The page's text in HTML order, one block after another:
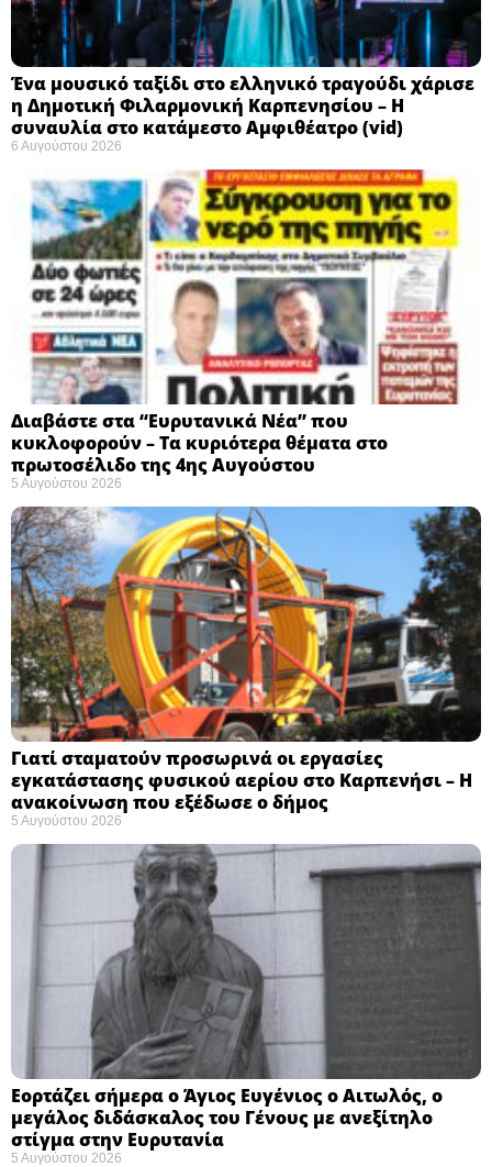
Ένα μουσικό ταξίδι στο ελληνικό τραγούδι χάρισε
η Δημοτική Φιλαρμονική Καρπενησίου – Η
συναυλία στο κατάμεστο Αμφιθέατρο (vid)
6 Αυγούστου 2026
Διαβάστε στα “Ευρυτανικά Νέα” που
κυκλοφορούν – Τα κυριότερα θέματα στο
πρωτοσέλιδο της 4ης Αυγούστου
5 Αυγούστου 2026
Γιατί σταματούν προσωρινά οι εργασίες
εγκατάστασης φυσικού αερίου στο Καρπενήσι – Η
ανακοίνωση που εξέδωσε ο δήμος
5 Αυγούστου 2026
Εορτάζει σήμερα ο Άγιος Ευγένιος ο Αιτωλός, ο
μεγάλος διδάσκαλος του Γένους με ανεξίτηλο
στίγμα στην Ευρυτανία
5 Αυγούστου 2026